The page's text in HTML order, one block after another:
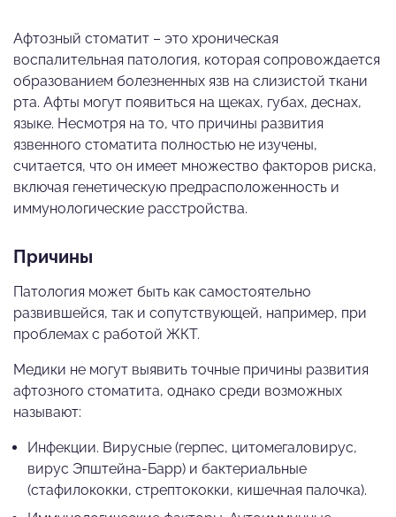
Афтозный стоматит – это хроническая
воспалительная патология, которая сопровождается
образованием болезненных язв на слизистой ткани
рта. Афты могут появиться на щеках, губах, деснах,
языке. Несмотря на то, что причины развития
язвенного стоматита полностью не изучены,
считается, что он имеет множество факторов риска,
включая генетическую предрасположенность и
иммунологические расстройства.
Причины
Патология может быть как самостоятельно
развившейся, так и сопутствующей, например, при
проблемах с работой ЖКТ.
Медики не могут выявить точные причины развития
афтозного стоматита, однако среди возможных
называют:
Инфекции. Вирусные (герпес, цитомегаловирус,
вирус Эпштейна-Барр) и бактериальные
(стафилококки, стрептококки, кишечная палочка).